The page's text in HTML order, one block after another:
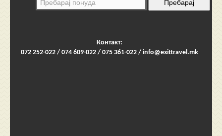
Контакт:
072 252-022 / 074 609-022 / 075 361-022 / info@exittravel.mk